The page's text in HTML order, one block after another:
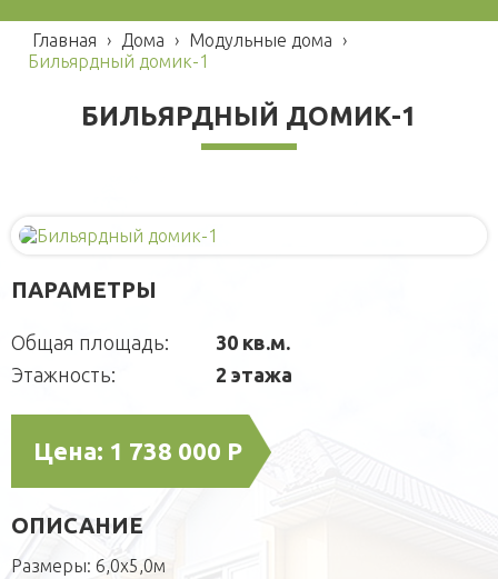
Гаражи и навесы
Брусовые
Наши работы
Блок-контейнеры
СРБК
Игровые домики
Для питомцев
Будки каркасные
Домики для кошек
Садовая мебель
Оголовки для колодцев
О компании
Фотогаларея
Главная › Дома › Модульные дома
›
Бильярдный домик-1
БИЛЬЯРДНЫЙ ДОМИК-1
ПАРАМЕТРЫ
Общая площадь:
30 кв.м.
Этажность:
2 этажа
Цена: 1 738 000 Р
ОПИСАНИЕ
Размеры: 6,0х5,0м